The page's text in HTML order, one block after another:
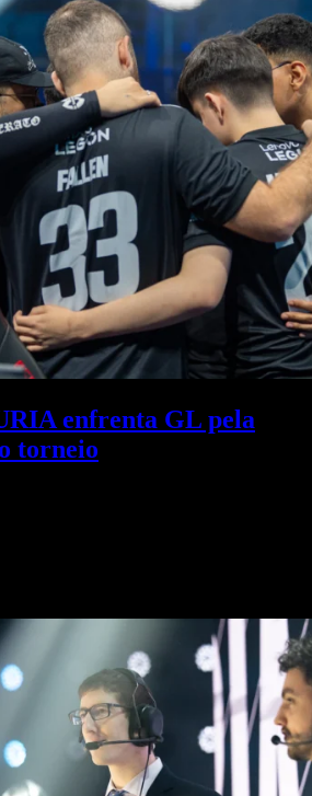
enfrenta GL pela
torneio